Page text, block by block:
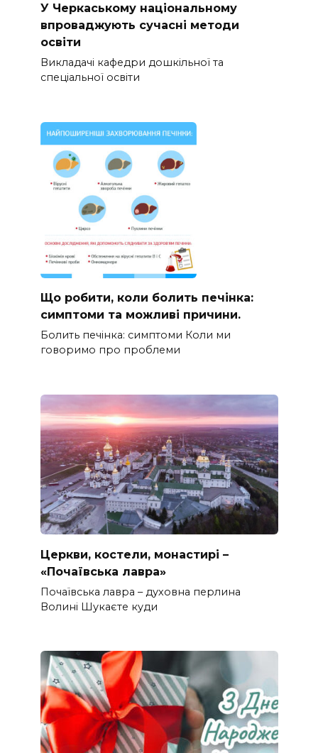
У Черкаському національному
впроваджують сучасні методи
освіти
Викладачі кафедри дошкільної та
спеціальної освіти
Що робити, коли болить печінка:
симптоми та можливі причини.
Болить печінка: симптоми Коли ми
говоримо про проблеми
Церкви, костели, монастирі –
«Почаївська лавра»
Почаївська лавра – духовна перлина
Волині Шукаєте куди